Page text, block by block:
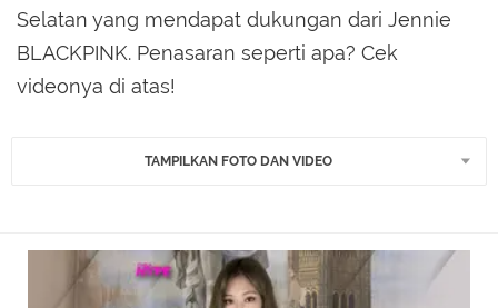
Selatan yang mendapat dukungan dari Jennie
BLACKPINK. Penasaran seperti apa? Cek
videonya di atas!
TAMPILKAN FOTO DAN VIDEO